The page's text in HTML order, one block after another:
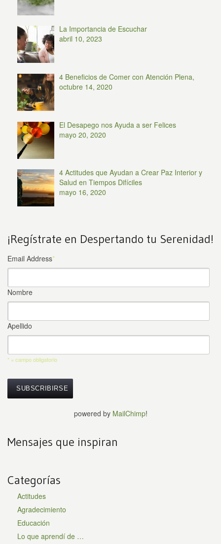
La Importancia de Escuchar
abril 10, 2023
4 Beneficios de Comer con Atención Plena,
octubre 14, 2020
El Desapego nos Ayuda a ser Felices
mayo 20, 2020
4 Actitudes que Ayudan a Crear Paz Interior y
Salud en Tiempos Difíciles
mayo 16, 2020
¡Regístrate en Despertando tu Serenidad!
Email Address*
Nombre
Apellido
* = campo obligatorio
powered by MailChimp!
Mensajes que inspiran
Categorías
Actitudes
Agradecimiento
Educación
Lo que aprendí de …